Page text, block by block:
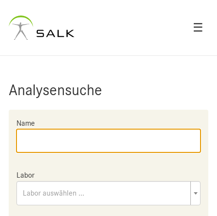
☰
Analysensuche
Name
Labor
Labor auswählen ...